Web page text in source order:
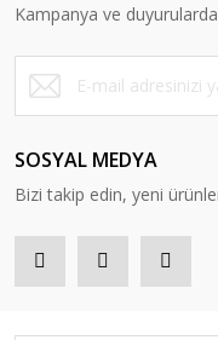
Kampanya ve
SOSYAL MEDYA
Bizi takip edin, yeni